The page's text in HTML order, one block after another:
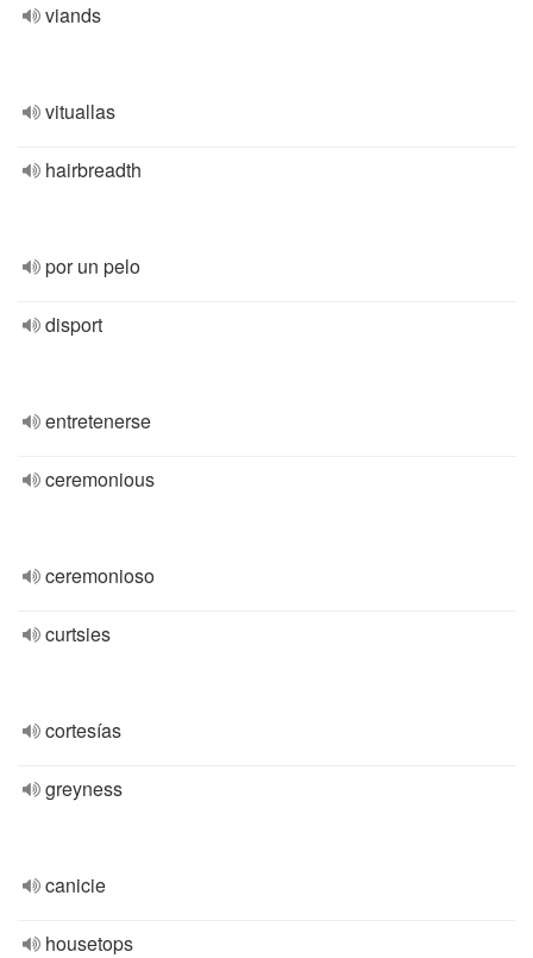
viands
vituallas
hairbreadth
por un pelo
disport
entretenerse
ceremonious
ceremonioso
curtsies
cortesías
greyness
canicie
housetops